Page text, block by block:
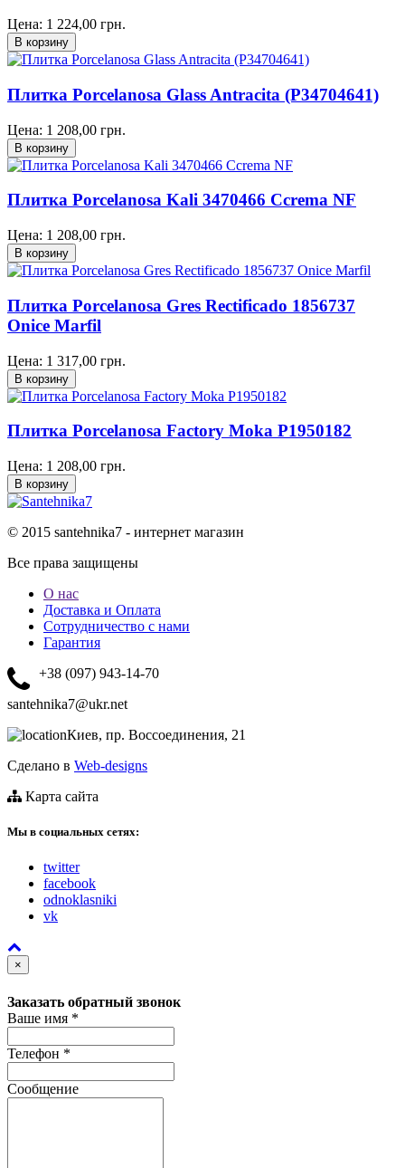
Цена: 1 224,00 грн.
Плитка Porcelanosa Glass Antracita (P34704641)
Цена: 1 208,00 грн.
Плитка Porcelanosa Kali 3470466 Ccrema NF
Цена: 1 208,00 грн.
Плитка Porcelanosa Gres Rectificado 1856737
Onice Marfil
Цена: 1 317,00 грн.
Плитка Porcelanosa Factory Moka P1950182
Цена: 1 208,00 грн.
© 2015 santehnika7 - интернет магазин
Все права защищены
О нас
Доставка и Оплата
Сотрудничество с нами
Гарантия
+38 (097) 943-14-70
santehnika7@ukr.net
Киев, пр. Воссоединения, 21
Сделано в Web-designs
Карта сайта
Мы в социальных сетях:
twitter
facebook
odnoklasniki
vk
×
Заказать обратный звонок
Ваше имя *
Телефон *
Сообщение